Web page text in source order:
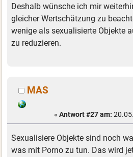
Deshalb wünsche ich mir
gleicher Wertschätzung zu
wenige als sexualisierte Objekte
zu reduzieren.
MAS
« Antwort #27 am:
Sexualisiere Objekte sind noch
was mit Porno zu tun. Das wird